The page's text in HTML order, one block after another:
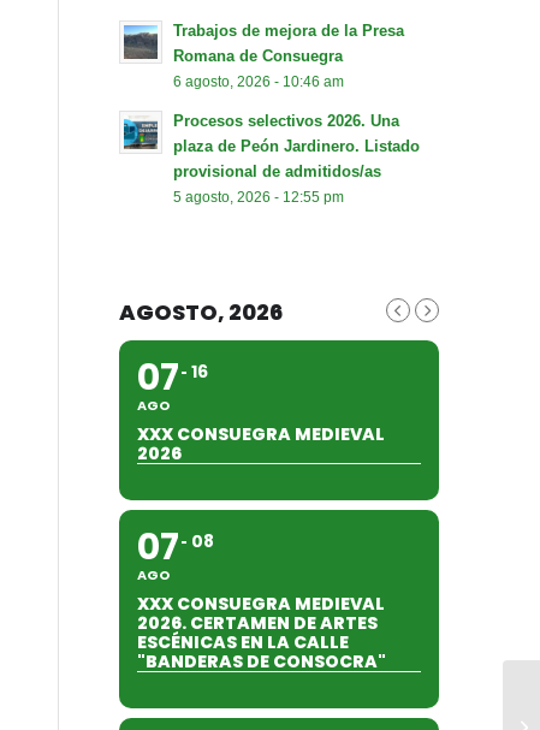
Trabajos de mejora de la Presa
Romana de Consuegra
6 agosto, 2026 - 10:46 am
Procesos selectivos 2026. Una
plaza de Peón Jardinero. Listado
provisional de admitidos/as
5 agosto, 2026 - 12:55 pm
AGOSTO, 2026
07
AGO
16
XXX CONSUEGRA MEDIEVAL
2026
07
AGO
08
XXX CONSUEGRA MEDIEVAL
2026. CERTAMEN DE ARTES
ESCÉNICAS EN LA CALLE
"BANDERAS DE CONSOCRA"